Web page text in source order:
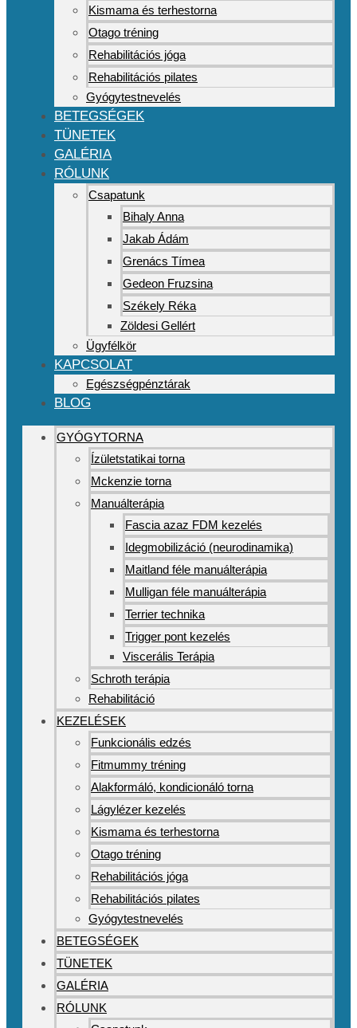
Kismama és terhestorna
Otago tréning
Rehabilitációs jóga
Rehabilitációs pilates
Gyógytestnevelés
BETEGSÉGEK
TÜNETEK
GALÉRIA
RÓLUNK
Csapatunk
Bihaly Anna
Jakab Ádám
Grenács Tímea
Gedeon Fruzsina
Székely Réka
Zöldesi Gellért
Ügyfélkör
KAPCSOLAT
Egészségpénztárak
BLOG
GYÓGYTORNA
Ízületstatikai torna
Mckenzie torna
Manuálterápia
Fascia azaz FDM kezelés
Idegmobilizáció (neurodinamika)
Maitland féle manuálterápia
Mulligan féle manuálterápia
Terrier technika
Trigger pont kezelés
Viscerális Terápia
Schroth terápia
Rehabilitáció
KEZELÉSEK
Funkcionális edzés
Fitmummy tréning
Alakformáló, kondicionáló torna
Lágylézer kezelés
Kismama és terhestorna
Otago tréning
Rehabilitációs jóga
Rehabilitációs pilates
Gyógytestnevelés
BETEGSÉGEK
TÜNETEK
GALÉRIA
RÓLUNK